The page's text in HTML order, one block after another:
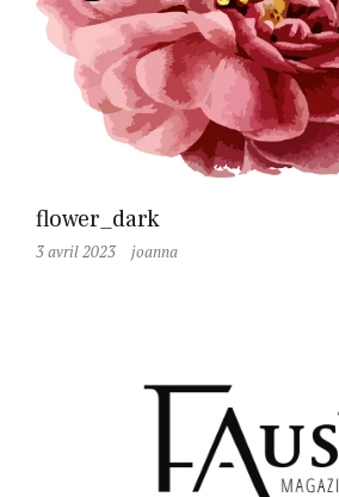
flower_dark
3 avril 2023 joanna